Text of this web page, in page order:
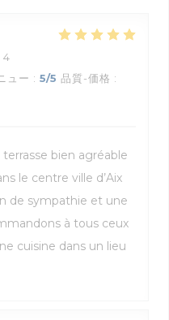
4
ュー : 5/5 品質-価格 :
bien agréable
le centre ville d’Aix
de sympathie et une
à tous ceux
cuisine dans un lieu